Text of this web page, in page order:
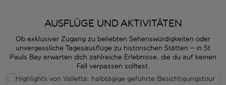
Bucht bis hin zum Besuch antiker Steintempel. Mit ihrer
ihrer beeindruckenden Küste ist sie eines der Perlen Maltas. Die
ausgewogene Mischung aus alt und neu, geschäftig und ruhig,
macht Ferien in St. Paul's Bay, auf Malta, für Reisende aller
Altersgruppen und Geschmäcker attraktiv.
AUSFLÜGE UND AKTIVITÄTEN
Ob exklusiver Zugang zu beliebten Sehenswürdigkeiten oder
unvergessliche Tagesausflüge zu historischen Stätten – in St
Pauls Bay erwarten dich zahlreiche Erlebnisse, die du auf keinen
Fall verpassen solltest.
Highlights von Valletta: halbtägige geführte Besichtigungstour